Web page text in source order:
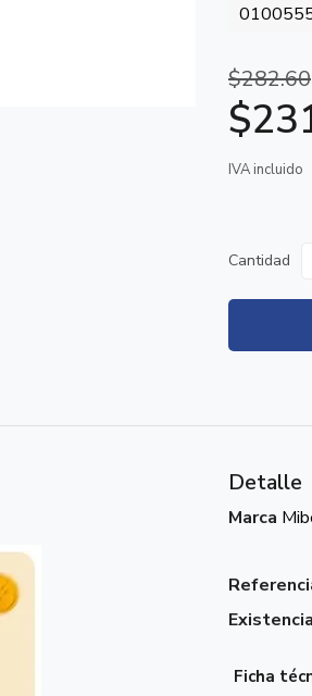
$282.60
IVA incluido
Cantidad
Detalle
Marca
Existencia
Ficha